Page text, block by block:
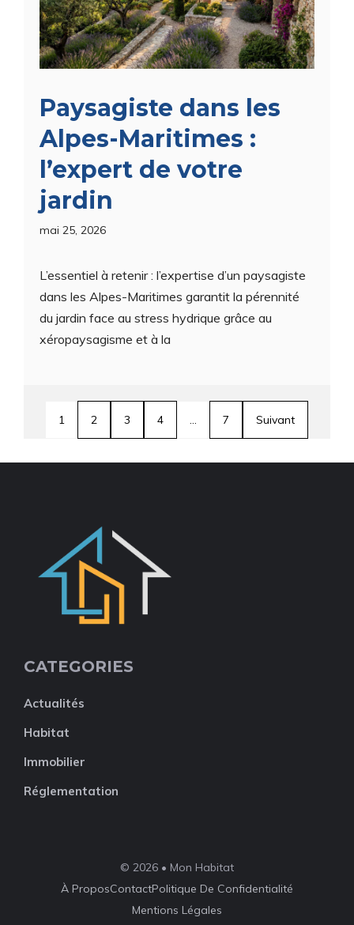
Paysagiste dans les
Alpes-Maritimes :
l’expert de votre
jardin
mai 25, 2026
L’essentiel à retenir : l’expertise d’un paysagiste
dans les Alpes-Maritimes garantit la pérennité
du jardin face au stress hydrique grâce au
xéropaysagisme et à la
1 2 3 4 … 7 Suivant
CATEGORIES
Actualités
Habitat
Immobilier
Réglementation
© 2026 • Mon Habitat
À ProposContactPolitique De Confidentialité
Mentions Légales